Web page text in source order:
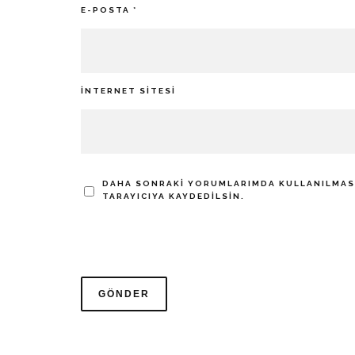
E-POSTA *
İNTERNET SITESI
DAHA SONRAKI YORUMLARIMDA
TARAYICIYA KAYDEDILSIN.